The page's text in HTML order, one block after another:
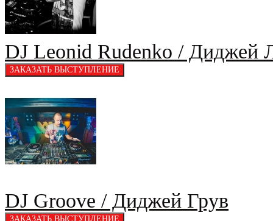
DJ Leonid Rudenko / Диджей
DJ Groove / Диджей Грув